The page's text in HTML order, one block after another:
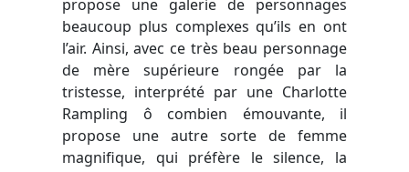
propose une galerie de personnages
beaucoup plus complexes qu’ils en ont
l’air. Ainsi, avec ce très beau personnage
de mère supérieure rongée par la
tristesse, interprété par une Charlotte
Rampling ô combien émouvante, il
propose une autre sorte de femme
magnifique, qui préfère le silence, la